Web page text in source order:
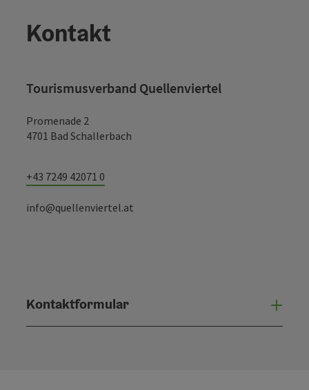
Kontakt
Tourismusverband Quellenviertel
Promenade 2
4701 Bad Schallerbach
+43 7249 42071 0
info@quellenviertel.at
Kontaktformular